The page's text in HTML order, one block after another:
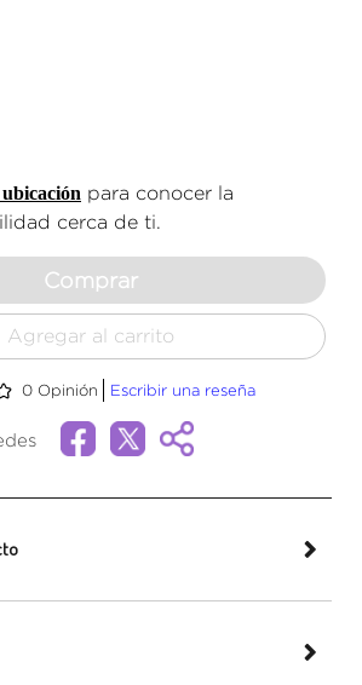
para conocer la
cerca de ti.
Comprar
Agregar al carrito
0 Opinión Escribir una reseña